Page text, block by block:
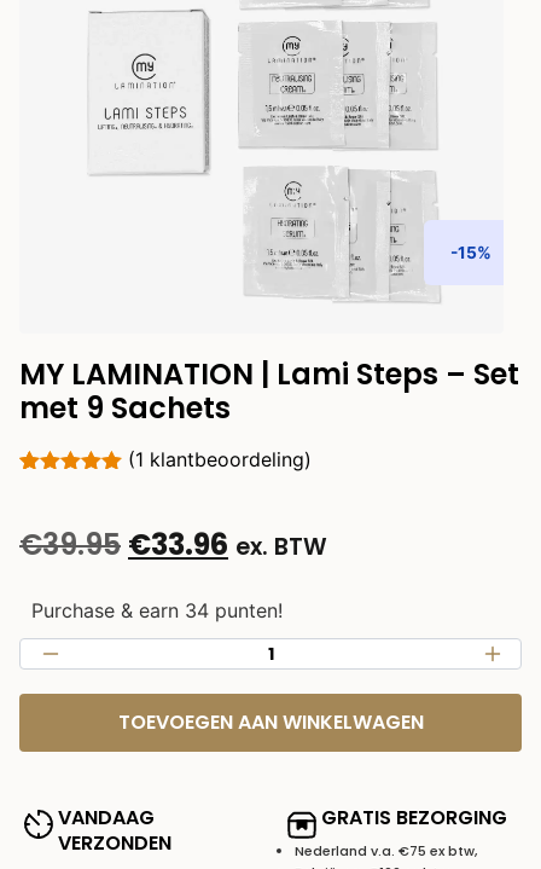
-15%
MY LAMINATION | Lami Steps – Set
met 9 Sachets
op
klantbeoordeling
(1 klantbeoordeling)
€39.95 €33.96 ex. BTW
Purchase & earn 34 punten!
TOEVOEGEN AAN WINKELWAGEN
VANDAAG
VERZONDEN
GRATIS BEZORGING
Nederland v.a. €75 ex btw,